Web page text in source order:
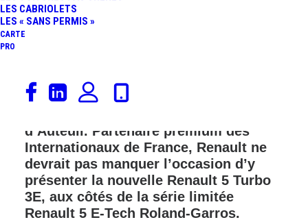
LES CABRIOLETS
LES « SANS PERMIS »
CARTE
PRO
Dans quelques jours, du 19 mai au 8
juin, se tiendra le tournoi de tennis de
d’Auteuil. Partenaire premium des
Internationaux de France, Renault ne
devrait pas manquer l’occasion d’y
présenter la nouvelle Renault 5 Turbo
3E, aux côtés de la série limitée
Renault 5 E-Tech Roland-Garros.